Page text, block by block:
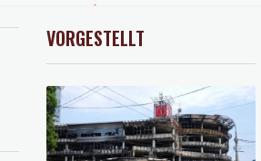
Kiew
es
Drogengewalt an
Lastwagen
2.28%
0.32%
VORGESTELLT